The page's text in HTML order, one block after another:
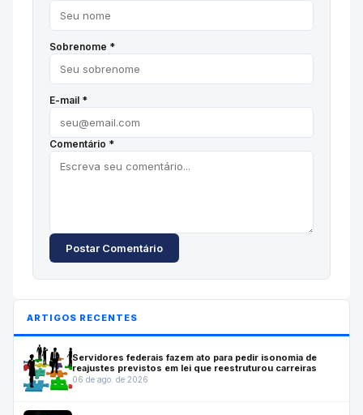
Sobrenome *
E-mail *
Comentário *
Postar Comentário
ARTIGOS RECENTES
Servidores federais fazem ato para pedir isonomia de
reajustes previstos em lei que reestruturou carreiras
06 de ago. de 2026